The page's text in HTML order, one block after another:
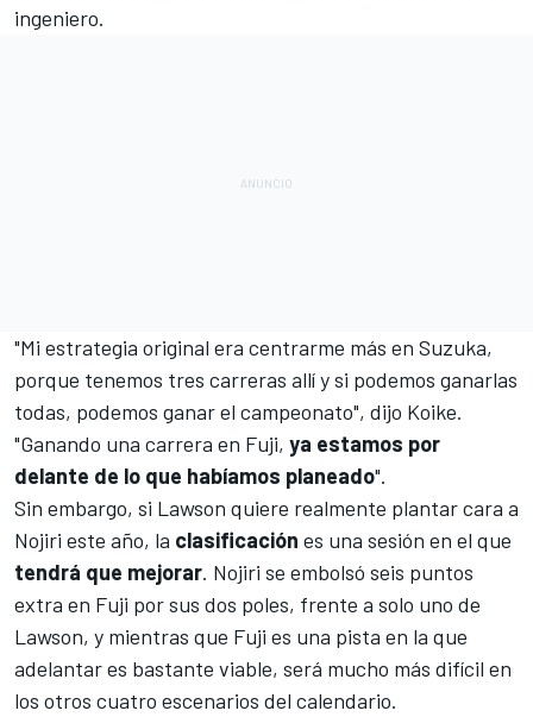
ingeniero.
"Mi estrategia original era centrarme más en Suzuka,
porque tenemos tres carreras allí y si podemos ganarlas
todas, podemos ganar el campeonato", dijo Koike.
"Ganando una carrera en Fuji, ya estamos por
delante de lo que habíamos planeado".
Sin embargo, si Lawson quiere realmente plantar cara a
Nojiri este año, la clasificación es una sesión en el que
tendrá que mejorar. Nojiri se embolsó seis puntos
extra en Fuji por sus dos poles, frente a solo uno de
Lawson, y mientras que Fuji es una pista en la que
adelantar es bastante viable, será mucho más difícil en
los otros cuatro escenarios del calendario.